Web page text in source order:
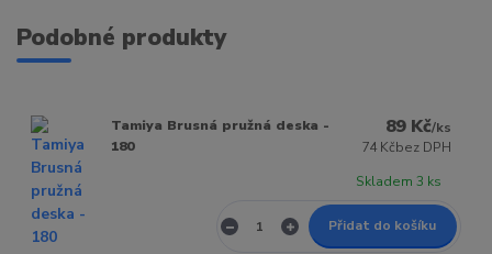
Podobné produkty
Tamiya Brusná pružná deska -
180
89 Kč/ks
74 Kčbez DPH
Skladem 3 ks
Přidat do košíku